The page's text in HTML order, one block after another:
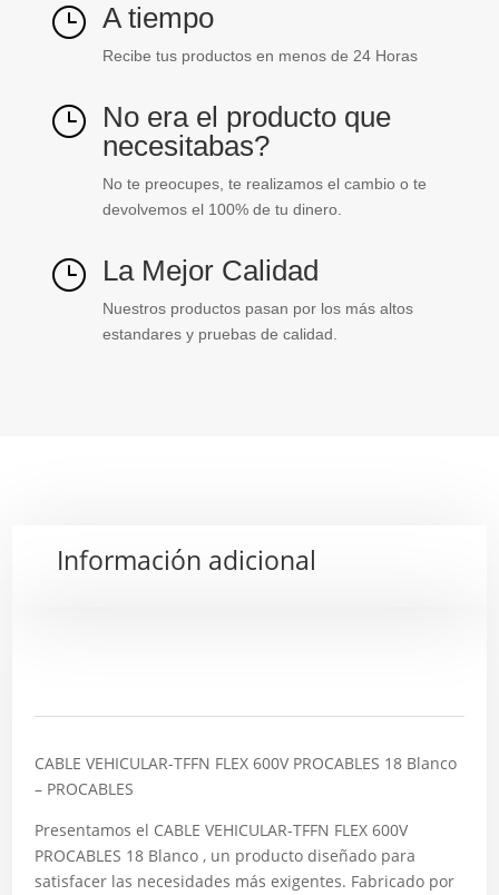
} A tiempo
Recibe tus productos en menos de 24 Horas
} No era el producto que
necesitabas?
No te preocupes, te realizamos el cambio o te
devolvemos el 100% de tu dinero.
} La Mejor Calidad
Nuestros productos pasan por los más altos
estandares y pruebas de calidad.
Información adicional
CABLE VEHICULAR-TFFN FLEX 600V PROCABLES 18 Blanco
– PROCABLES
Presentamos el CABLE VEHICULAR-TFFN FLEX 600V
PROCABLES 18 Blanco , un producto diseñado para
satisfacer las necesidades más exigentes. Fabricado por